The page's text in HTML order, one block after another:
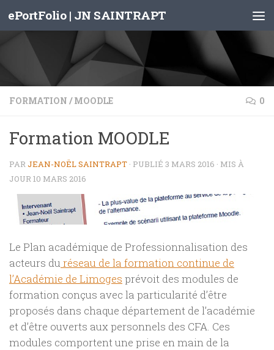
Skip to content
ePortFolio | JN SAINTRAPT
FORMATION / MOODLE 0
Formation MOODLE
PARJEAN-NOËL SAINTRAPT · PUBLIÉ 3 MARS 2016 · MIS À
JOUR10 MARS 2016
Le Plan académique de Professionnalisation des
acteurs du réseau de la formation continue de
l’Académie de Limoges prévoit des modules de
formation conçus avec la particularité d’être
proposés dans chaque département de l’académie
et d’être ouverts aux personnels des CFA. Ces
modules comportent une prise en main de la